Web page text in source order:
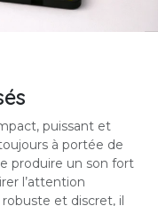
puissant et
à portée de
produire un son fort
l’attention
et discret, il